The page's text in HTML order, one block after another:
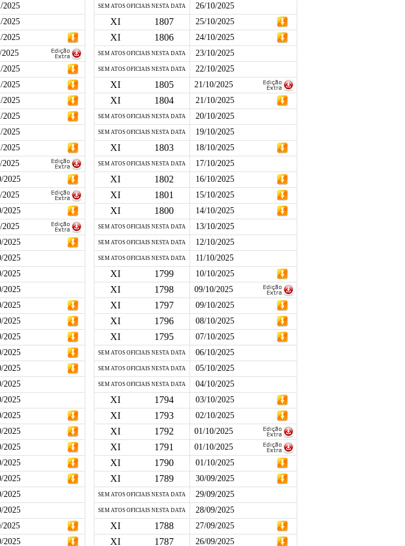
2025
2025
2025
2025
2025
2025
2025
2025
2025
2025
2025
2025
2025
2025
2025
2025
2025
2025
2025
2025
2025
2025
2025
2025
2025
2025
2025
2025
2025
2025
2025
2025
2025
2025
2025
SEM ATOS OFICIAIS NESTA DATA 26/10/2025
XI 1807 25/10/2025
XI 1806 24/10/2025
SEM ATOS OFICIAIS NESTA DATA 23/10/2025
SEM ATOS OFICIAIS NESTA DATA 22/10/2025
XI 1805 21/10/2025
XI 1804 21/10/2025
SEM ATOS OFICIAIS NESTA DATA 20/10/2025
SEM ATOS OFICIAIS NESTA DATA 19/10/2025
XI 1803 18/10/2025
SEM ATOS OFICIAIS NESTA DATA 17/10/2025
XI 1802 16/10/2025
XI 1801 15/10/2025
XI 1800 14/10/2025
SEM ATOS OFICIAIS NESTA DATA 13/10/2025
SEM ATOS OFICIAIS NESTA DATA 12/10/2025
SEM ATOS OFICIAIS NESTA DATA 11/10/2025
XI 1799 10/10/2025
XI 1798 09/10/2025
XI 1797 09/10/2025
XI 1796 08/10/2025
XI 1795 07/10/2025
SEM ATOS OFICIAIS NESTA DATA 06/10/2025
SEM ATOS OFICIAIS NESTA DATA 05/10/2025
SEM ATOS OFICIAIS NESTA DATA 04/10/2025
XI 1794 03/10/2025
XI 1793 02/10/2025
XI 1792 01/10/2025
XI 1791 01/10/2025
XI 1790 01/10/2025
XI 1789 30/09/2025
SEM ATOS OFICIAIS NESTA DATA 29/09/2025
SEM ATOS OFICIAIS NESTA DATA 28/09/2025
XI 1788 27/09/2025
XI 1787 26/09/2025